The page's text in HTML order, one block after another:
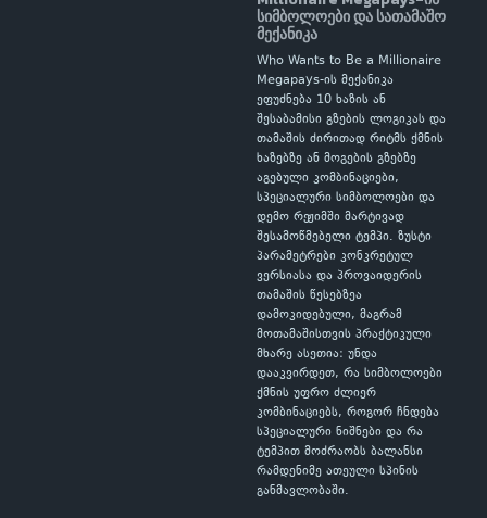
სიმბოლოები და სათამაშო
მექანიკა
Who Wants to Be a Millionaire
Megapays-ის მექანიკა
ეფუძნება 10 ხაზის ან
შესაბამისი გზების ლოგიკას და
თამაშის ძირითად რიტმს ქმნის
ხაზებზე ან მოგების გზებზე
აგებული კომბინაციები,
სპეციალური სიმბოლოები და
დემო რეჟიმში მარტივად
შესამოწმებელი ტემპი. ზუსტი
პარამეტრები კონკრეტულ
ვერსიასა და პროვაიდერის
თამაშის წესებზეა
დამოკიდებული, მაგრამ
მოთამაშისთვის პრაქტიკული
მხარე ასეთია: უნდა
დააკვირდეთ, რა სიმბოლოები
ქმნის უფრო ძლიერ
კომბინაციებს, როგორ ჩნდება
სპეციალური ნიშნები და რა
ტემპით მოძრაობს ბალანსი
რამდენიმე ათეული სპინის
განმავლობაში.